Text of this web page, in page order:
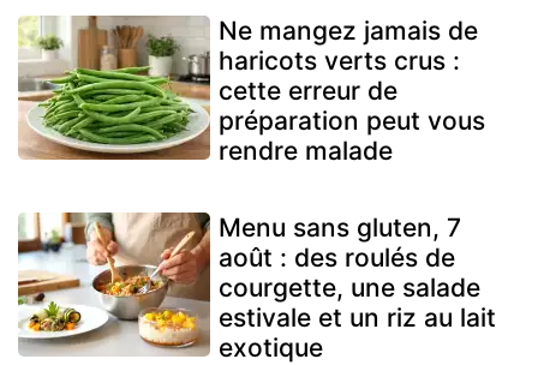
Ne mangez jamais de
haricots verts crus :
cette erreur de
préparation peut vous
rendre malade
Menu sans gluten, 7
août : des roulés de
courgette, une salade
estivale et un riz au lait
exotique